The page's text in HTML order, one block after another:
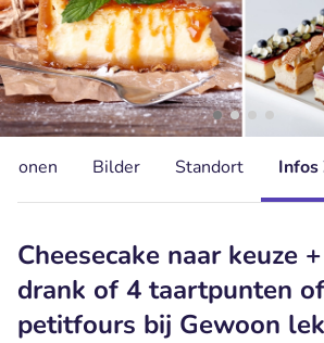
Bilder Standort Infos
Cheesecake naar keuze
drank of 4 taartpunten
petitfours bij Gewoon